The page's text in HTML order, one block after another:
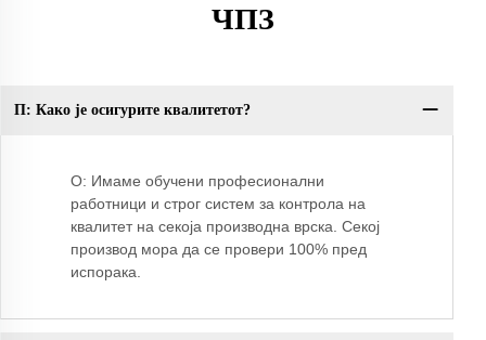
ЧПЗ
П: Како је осигурите квалитетот?
О: Имаме обучени професионални
работници и строг систем за контрола на
квалитет на секоја производна врска. Секој
производ мора да се провери 100% пред
испорака.